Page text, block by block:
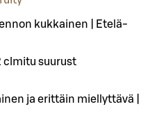
kukkainen | Etelä-
cl mitu suurust
ja erittäin miellyttävä |